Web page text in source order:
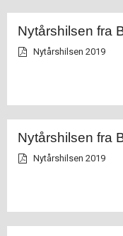
Nytårshilsen fra
Nytårshilsen 2019
Nytårshilsen fra
Nytårshilsen 2019